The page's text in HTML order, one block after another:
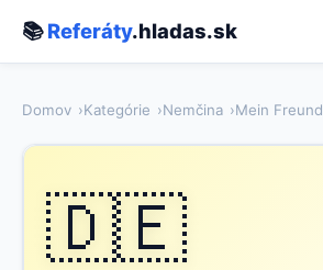
📚Referáty.hladas.sk
Domov Kategórie Nemčina Mein Freund
🇩🇪